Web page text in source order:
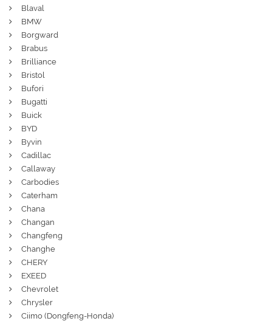
Blaval
BMW
Borgward
Brabus
Brilliance
Bristol
Bufori
Bugatti
Buick
BYD
Byvin
Cadillac
Callaway
Carbodies
Caterham
Chana
Changan
Changfeng
Changhe
CHERY
EXEED
Chevrolet
Chrysler
Ciimo (Dongfeng-Honda)